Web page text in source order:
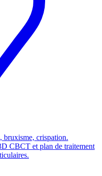
bruxisme, crispation.
CBCT et plan de traitement